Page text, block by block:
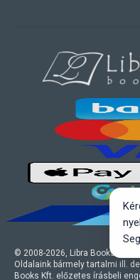
© 2008-2026, Libra Books Kft.
Oldalaink bármely tartalmi ill.
Books Kft. előzetes írásbeli